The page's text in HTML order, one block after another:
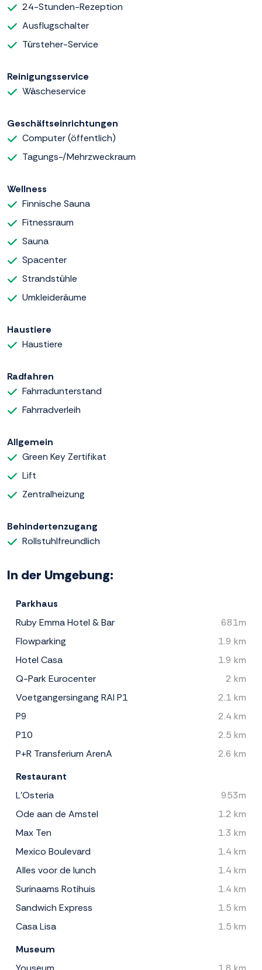
24-Stunden-Rezeption
Ausflugschalter
Türsteher-Service
Reinigungsservice
Wäscheservice
Geschäftseinrichtungen
Computer (öffentlich)
Tagungs-/Mehrzweckraum
Wellness
Finnische Sauna
Fitnessraum
Sauna
Spacenter
Strandstühle
Umkleideräume
Haustiere
Haustiere
Radfahren
Fahrradunterstand
Fahrradverleih
Allgemein
Green Key Zertifikat
Lift
Zentralheizung
Behindertenzugang
Rollstuhlfreundlich
In der Umgebung:
Parkhaus
Ruby Emma Hotel & Bar
681m
Flowparking
1.9 km
Hotel Casa
1.9 km
Q-Park Eurocenter
2 km
Voetgangersingang RAI P1
2.1 km
P9
2.4 km
P10
2.5 km
P+R Transferium ArenA
2.6 km
Restaurant
L'Osteria
953m
Ode aan de Amstel
1.2 km
Max Ten
1.3 km
Mexico Boulevard
1.4 km
Alles voor de lunch
1.4 km
Surinaams Rotihuis
1.4 km
Sandwich Express
1.5 km
Casa Lisa
1.5 km
Museum